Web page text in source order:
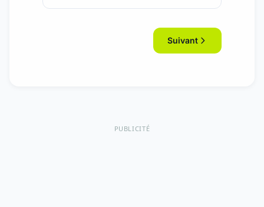
Suivant
PUBLICITÉ